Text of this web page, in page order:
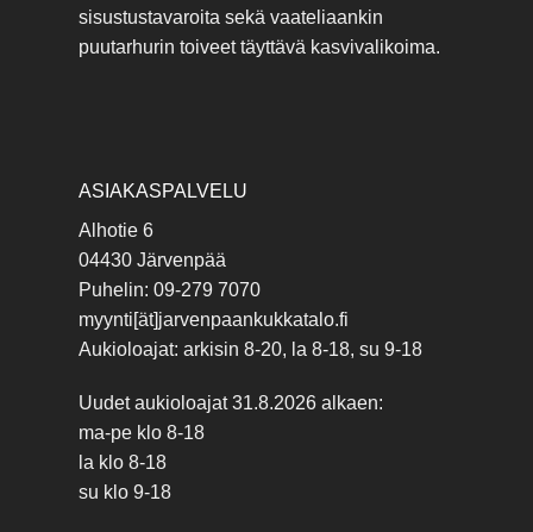
sisustustavaroita sekä vaateliaankin
puutarhurin toiveet täyttävä kasvivalikoima.
ASIAKASPALVELU
Alhotie 6
04430 Järvenpää
Puhelin: 09-279 7070
myynti[ät]jarvenpaankukkatalo.fi
Aukioloajat: arkisin 8-20, la 8-18, su 9-18
Uudet aukioloajat 31.8.2026 alkaen:
ma-pe klo 8-18
la klo 8-18
su klo 9-18